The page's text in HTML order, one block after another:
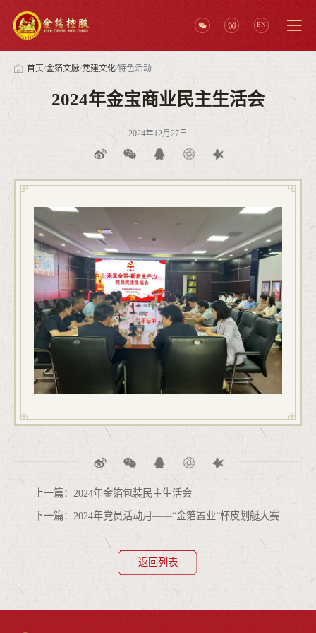
EN
首页/金箔文脉/党建文化/特色活动
2024年金宝商业民主生活会
2024年12月27日
上一篇：2024年金箔包装民主生活会
下一篇：2024年党员活动月——“金箔置业”杯皮划艇大赛
返回列表